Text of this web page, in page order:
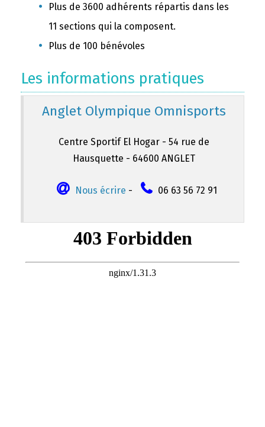
Plus de 3600 adhérents répartis dans les
11 sections qui la composent.
Plus de 100 bénévoles
Les informations pratiques
Anglet Olympique Omnisports
Centre Sportif El Hogar - 54 rue de
Hausquette - 64600 ANGLET
Nous écrire - 06 63 56 72 91